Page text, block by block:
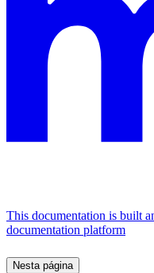
This documentation is built
documentation platform
Nesta página